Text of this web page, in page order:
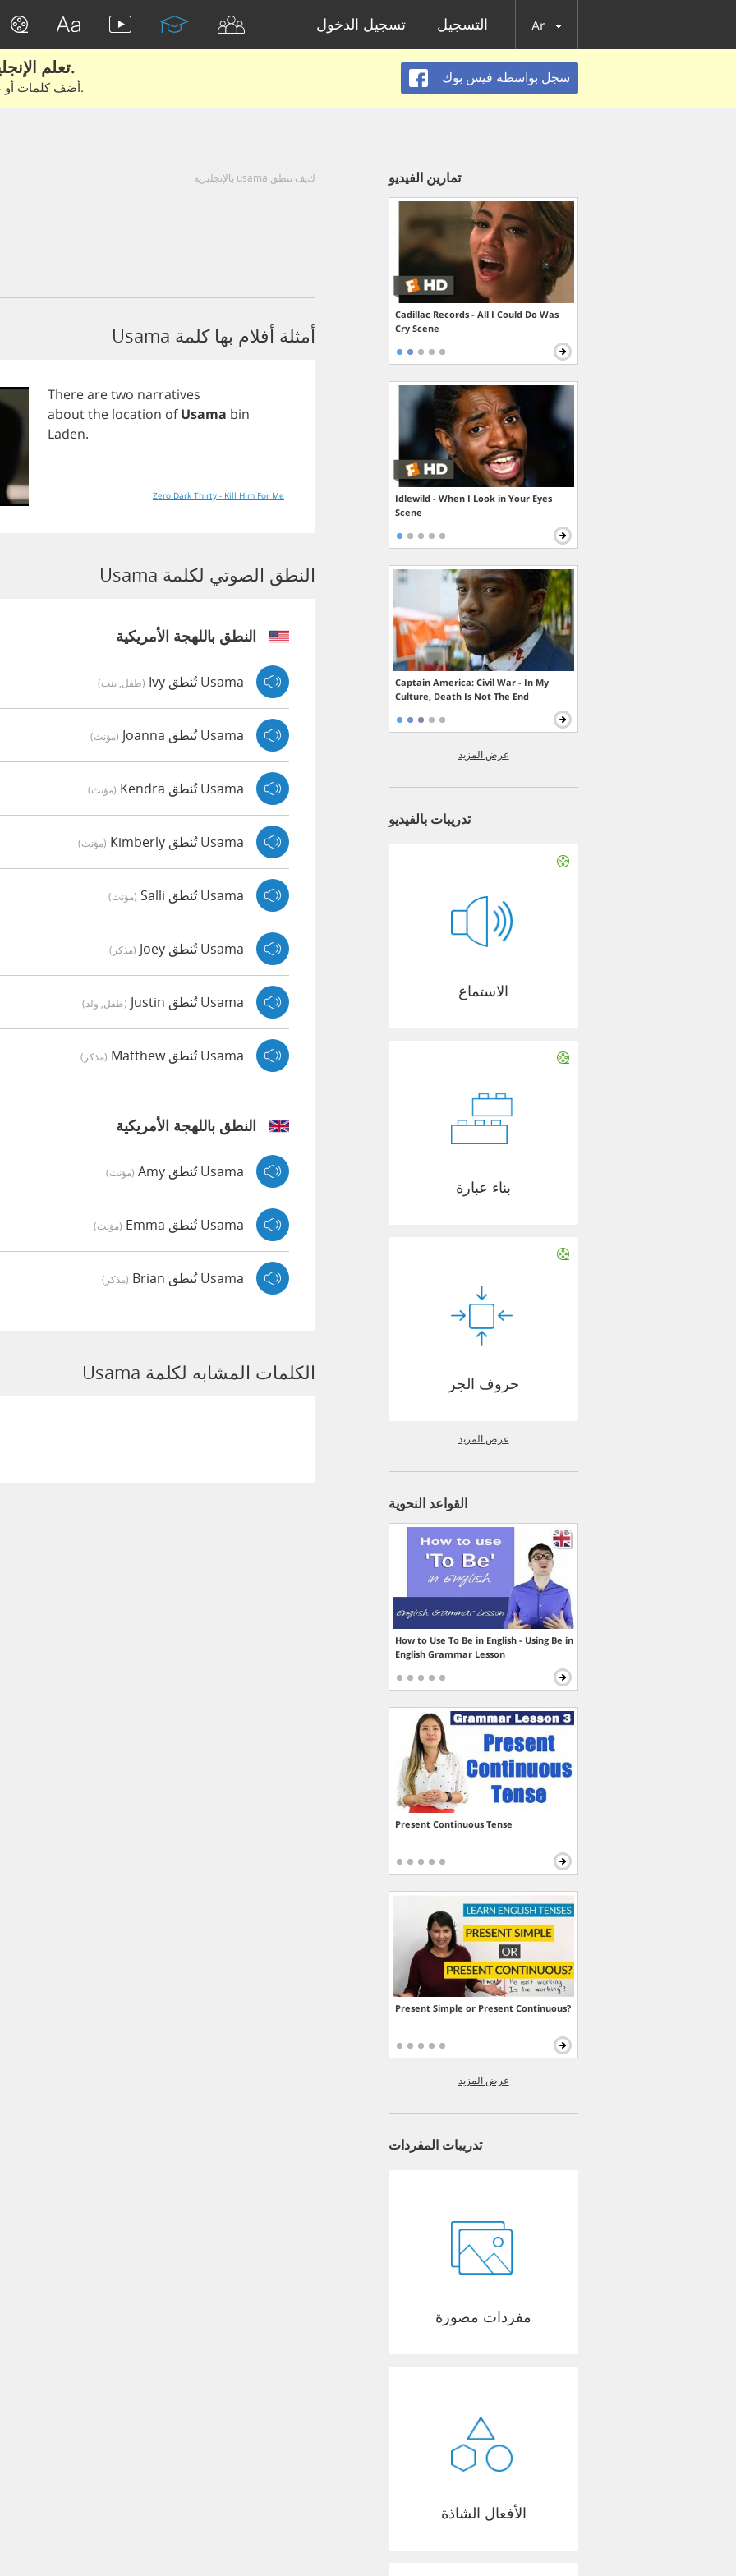
تسجيل الدخول التسجيل Ar
تعلم الإنجليزية الحقيقية من الأفلام والكتب.
أضف كلمات أو عبارات للتعلم والتدريب مع متعلمين آخرين.
سجل بواسطة فيس بوك
كيف تنطق usama بالإنجليزية
أمثلة أفلام بها كلمة Usama
Therearetwo narratives
aboutthe location of Usama bin
Laden.
Zero Dark Thirty - Kill Him For Me
النطق الصوتي لكلمة Usama
النطق باللهجة الأمريكية
Usama تُنطق Ivy (طفل, بنت)
Usama تُنطق Joanna (مؤنث)
Usama تُنطق Kendra (مؤنث)
Usama تُنطق Kimberly (مؤنث)
Usama تُنطق Salli (مؤنث)
Usama تُنطق Joey (مذكر)
Usama تُنطق Justin (طفل, ولد)
Usama تُنطق Matthew (مذكر)
النطق باللهجة الأمريكية
Usama تُنطق Amy (مؤنث)
Usama تُنطق Emma (مؤنث)
Usama تُنطق Brian (مذكر)
الكلمات المشابه لكلمة Usama
تمارين الفيديو
Cadillac Records - All I Could Do Was
Cry Scene
Idlewild - When I Look in Your Eyes
Scene
Captain America: Civil War - In My
Culture, Death Is Not The End
عرض المزيد
تدريبات بالفيديو
الاستماع
بناء عبارة
حروف الجر
عرض المزيد
القواعد النحوية
How to Use To Be in English - Using Be in
English Grammar Lesson
Present Continuous Tense
Present Simple or Present Continuous?
عرض المزيد
تدريبات المفردات
مفردات مصورة
الأفعال الشاذة